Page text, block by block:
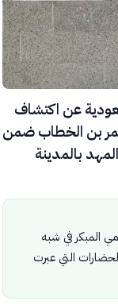
عن اكتشاف
بن الخطاب ضمن
بالمدينة
المبكر في شبه
التي عبرت